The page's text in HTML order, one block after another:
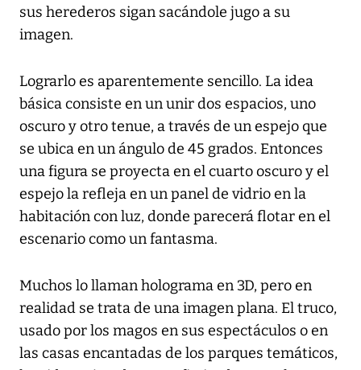
sus herederos sigan sacándole jugo a su
imagen.
Lograrlo es aparentemente sencillo. La idea
básica consiste en un unir dos espacios, uno
oscuro y otro tenue, a través de un espejo que
se ubica en un ángulo de 45 grados. Entonces
una figura se proyecta en el cuarto oscuro y el
espejo la refleja en un panel de vidrio en la
habitación con luz, donde parecerá flotar en el
escenario como un fantasma.
Muchos lo llaman holograma en 3D, pero en
realidad se trata de una imagen plana. El truco,
usado por los magos en sus espectáculos o en
las casas encantadas de los parques temáticos,